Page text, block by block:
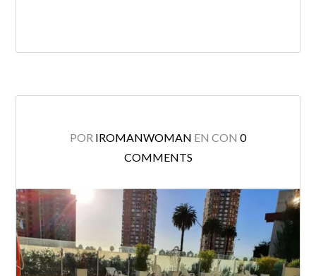
POR IROMANWOMAN EN CON 0
COMMENTS